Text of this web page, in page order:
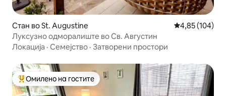
Стан во St. Augustine Просечна
4,85 (104)
Луксузно одморалиште во Св. Августин
Локација · Семејство · Затворени простори
Меѓу најуспешните „Омилени на гостите“
Омилено на гостите